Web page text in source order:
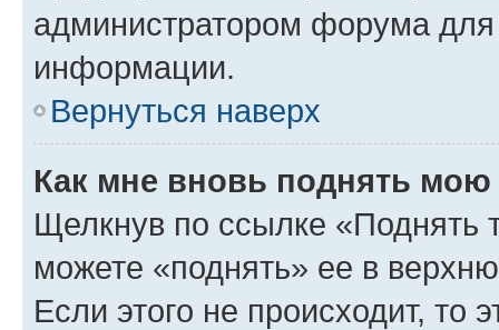
администратором форума
информации.
Вернуться наверх
Как мне вновь поднять мою
Щелкнув по ссылке «Поднять
можете «поднять» ее в
Если этого не происходит, то